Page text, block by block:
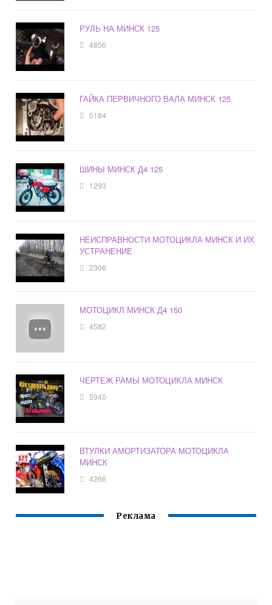
РУЛЬ НА МИНСК 125
4856
ГАЙКА ПЕРВИЧНОГО ВАЛА МИНСК 125
5184
ШИНЫ МИНСК Д4 125
1293
НЕИСПРАВНОСТИ МОТОЦИКЛА МИНСК И ИХ
УСТРАНЕНИЕ
2306
МОТОЦИКЛ МИНСК Д4 150
4582
ЧЕРТЕЖ РАМЫ МОТОЦИКЛА МИНСК
5940
ВТУЛКИ АМОРТИЗАТОРА МОТОЦИКЛА
МИНСК
4266
Реклама